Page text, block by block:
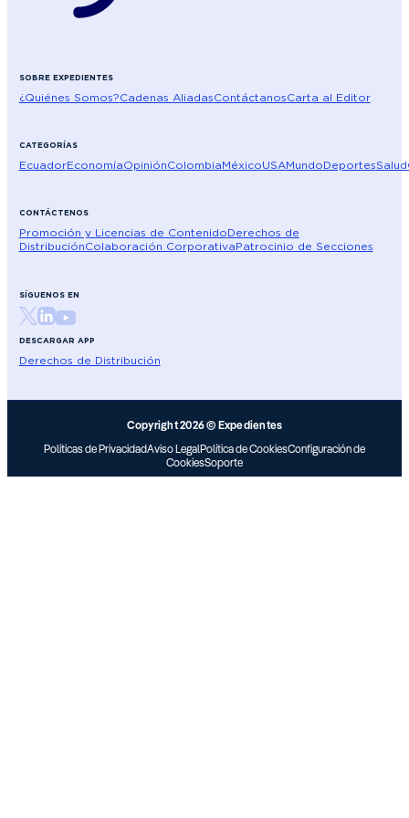
SOBRE EXPEDIENTES
¿Quiénes Somos?Cadenas AliadasContáctanosCarta al Editor
CATEGORÍAS
EcuadorEconomíaOpiniónColombiaMéxicoUSAMundoDeportesSalud
CONTÁCTENOS
Promoción y Licencias de ContenidoDerechos de
DistribuciónColaboración CorporativaPatrocinio de Secciones
SÍGUENOS EN
DESCARGAR APP
Derechos de Distribución
Copyright 2026 © Expedientes
Políticas de PrivacidadAviso LegalPolítica de CookiesConfiguración de
CookiesSoporte